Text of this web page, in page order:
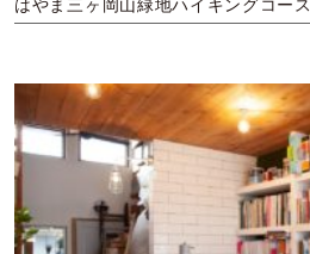
はやま三ヶ岡山緑地ハイキングコース